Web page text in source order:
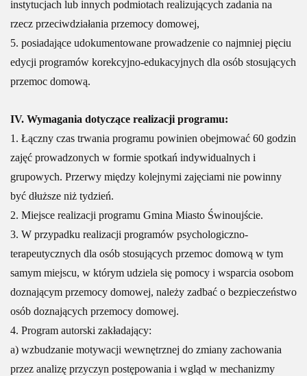
instytucjach lub innych podmiotach realizujących zadania na
rzecz przeciwdziałania przemocy domowej,
5. posiadające udokumentowane prowadzenie co najmniej pięciu
edycji programów korekcyjno-edukacyjnych dla osób stosujących
przemoc domową.
IV. Wymagania dotyczące realizacji programu:
1. Łączny czas trwania programu powinien obejmować 60 godzin
zajęć prowadzonych w formie spotkań indywidualnych i
grupowych. Przerwy między kolejnymi zajęciami nie powinny
być dłuższe niż tydzień.
2. Miejsce realizacji programu Gmina Miasto Świnoujście.
3. W przypadku realizacji programów psychologiczno-
terapeutycznych dla osób stosujących przemoc domową w tym
samym miejscu, w którym udziela się pomocy i wsparcia osobom
doznającym przemocy domowej, należy zadbać o bezpieczeństwo
osób doznających przemocy domowej.
4. Program autorski zakładający:
a) wzbudzanie motywacji wewnętrznej do zmiany zachowania
przez analizę przyczyn postępowania i wgląd w mechanizmy